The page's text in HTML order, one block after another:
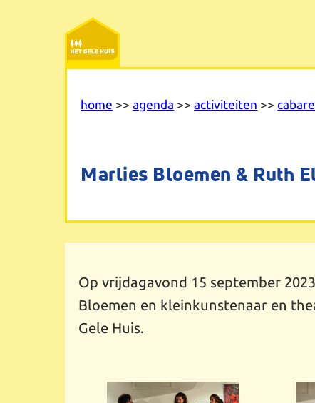
home >>agenda >>activiteiten >>
Marlies Bloemen & Ruth
Op vrijdagavond 15 september
Bloemen en kleinkunstenaar en
Gele Huis.